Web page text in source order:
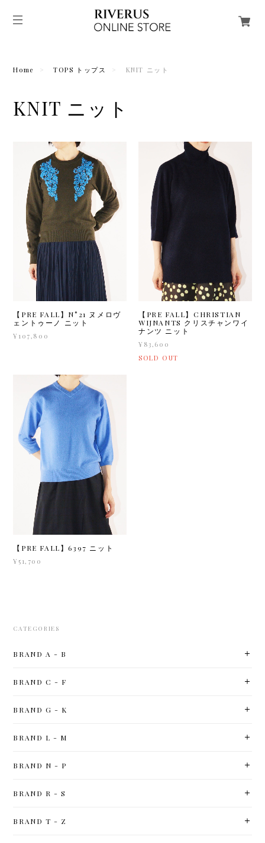
Home TOPS トップス KNIT ニット
KNIT ニット
【PRE FALL】N°21 ヌメロヴ
ェントゥーノ ニット
¥107,800
【PRE FALL】CHRISTIAN
WIJNANTS クリスチャンワイ
ナンツ ニット
¥83,600
SOLD OUT
【PRE FALL】6397 ニット
¥51,700
CATEGORIES
BRAND A - B
BRAND C - F
BRAND G - K
BRAND L - M
BRAND N - P
BRAND R - S
BRAND T - Z